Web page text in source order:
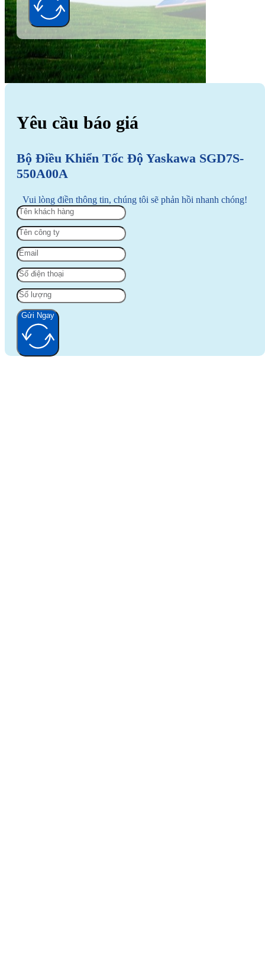
Yêu cầu báo giá
Bộ Điều Khiển Tốc Độ Yaskawa SGD7S-
550A00A
Vui lòng điền thông tin, chúng tôi sẽ phản hồi nhanh chóng!
Gửi Ngay